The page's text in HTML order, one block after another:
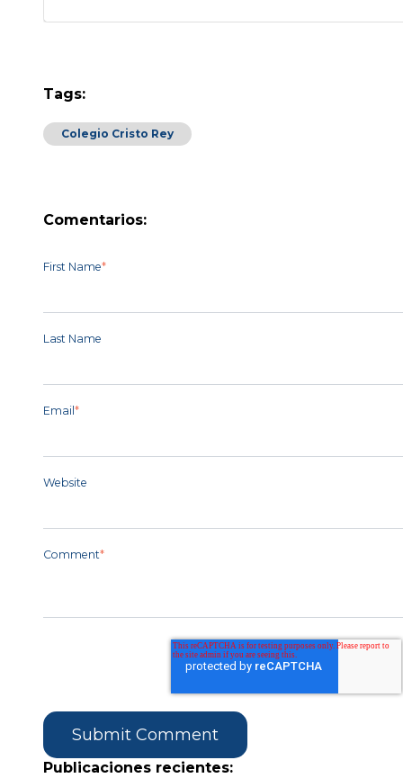
Tags:
Colegio Cristo Rey
Comentarios:
First Name*
Last Name
Email *
Website
Comment*
Publicaciones recientes: